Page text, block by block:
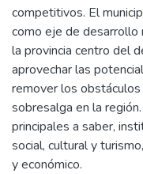
competitivos. El
como eje de desarrollo
la provincia centro del
aprovechar las
remover los
sobresalga en la
principales a saber,
social, cultural y
y económico.